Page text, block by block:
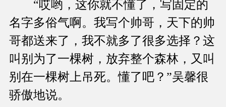
“哎哟，这你就不懂了，写固定的
名字多俗气啊。我写个帅哥，天下的帅
哥都送来了，我不就多了很多选择？这
叫别为了一棵树，放弃整个森林，又叫
别在一棵树上吊死。懂了吧？”吴馨很
骄傲地说。